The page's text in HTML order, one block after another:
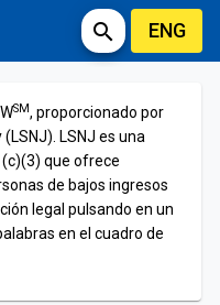
search ENG
SM, proporcionado por
LSNJ es una
que ofrece
de bajos ingresos
legal pulsando en un
en el cuadro de